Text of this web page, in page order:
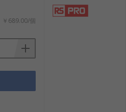
￥689.00/個